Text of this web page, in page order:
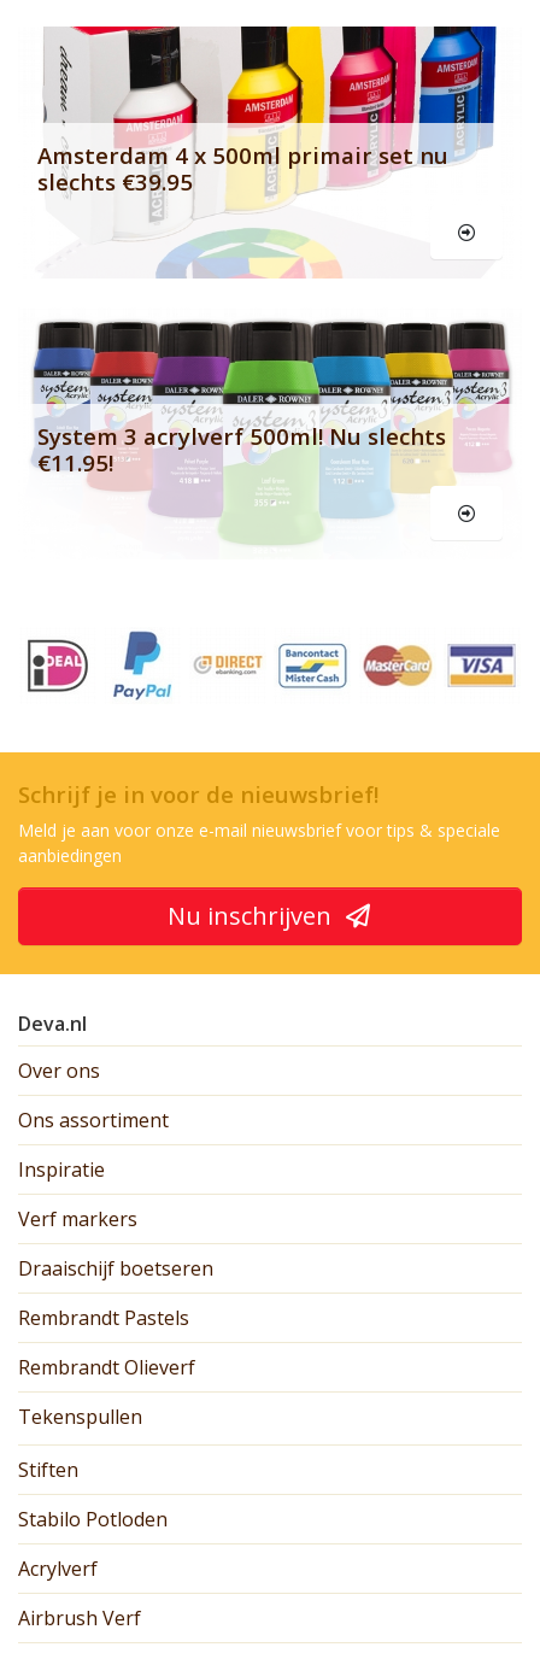
Banner row 2
Amsterdam 4 x 500ml primair set nu
slechts €39.95
System 3 acrylverf 500ml! Nu slechts
€11.95!
Schrijf je in voor de nieuwsbrief!
Meld je aan voor onze e-mail nieuwsbrief voor tips & speciale
aanbiedingen
Nu inschrijven
Deva.nl
Over ons
Ons assortiment
Inspiratie
Verf markers
Draaischijf boetseren
Rembrandt Pastels
Rembrandt Olieverf
Tekenspullen
Stiften
Stabilo Potloden
Acrylverf
Airbrush Verf